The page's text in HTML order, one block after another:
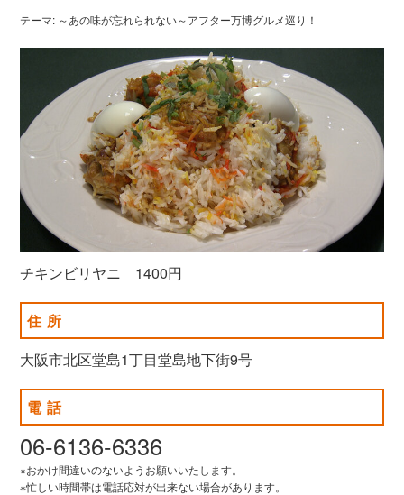
テーマ: ～あの味が忘れられない～アフター万博グルメ巡り！
チキンビリヤニ 1400円
住所
大阪市北区堂島1丁目堂島地下街9号
電話
06-6136-6336
※おかけ間違いのないようお願いいたします。
※忙しい時間帯は電話応対が出来ない場合があります。